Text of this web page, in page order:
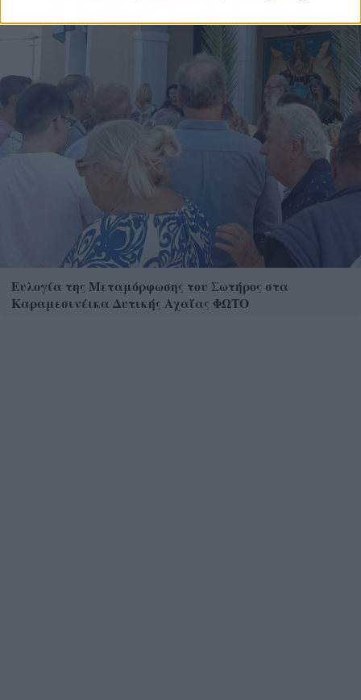
Ευλογία της Μεταμόρφωσης του Σωτήρος στα
Καραμεσινέικα Δυτικής Αχαΐας ΦΩΤΟ